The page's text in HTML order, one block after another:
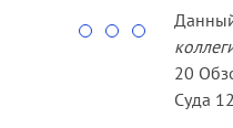
20
Суда